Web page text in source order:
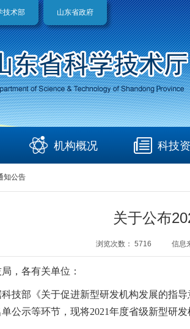
技术部 山东省政府
机构概况 科技
知公告
关于公布
浏览次数： 5716 信息
，各有关单位：
技部《关于促进新型研发机构发展的指
公示等环节，现将2021年度省级新型研